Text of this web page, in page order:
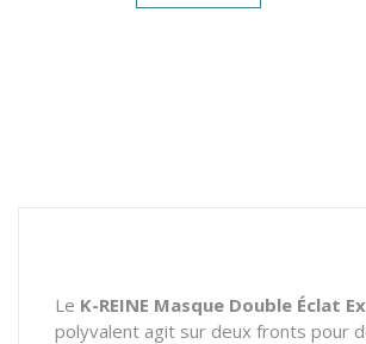
Le K-REINE Masque Double Éclat
polyvalent agit sur deux fronts pour